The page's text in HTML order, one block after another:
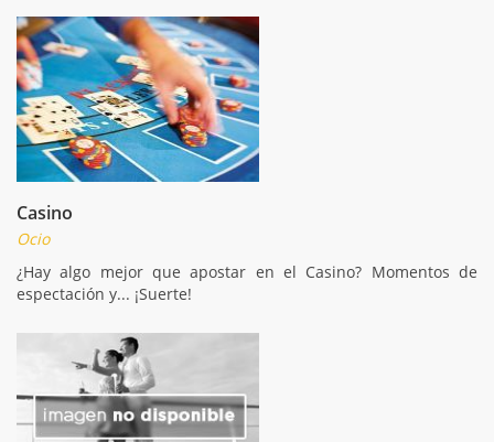
Casino
Ocio
¿Hay algo mejor que apostar en el Casino? Momentos de
espectación y... ¡Suerte!